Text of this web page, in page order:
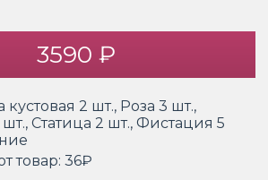
3590 ₽
кустовая 2 шт., Роза 3 шт.,
Статица 2 шт., Фистация 5
товар: 36₽